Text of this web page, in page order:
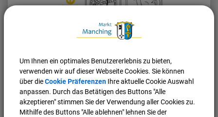
Unser Team
Qualifizierte pädagogische Fachkräfte begleiten Ihr Kind
in unserer Kindertagestätte optimal und aktiv in zwei
Krippengruppen und einer Kindergartengruppe.
Um Ihnen ein optimales Benutzererlebnis zu bieten,
verwenden wir auf dieser Webseite Cookies. Sie können
über dieCookie Präferenzen Ihre aktuelle Cookie Auswahl
anpassen. Durch das Betätigen des Buttons "Alle
akzeptieren" stimmen Sie der Verwendung aller Cookies zu.
Mithilfe des Buttons "Alle ablehnen" lehnen Sie der